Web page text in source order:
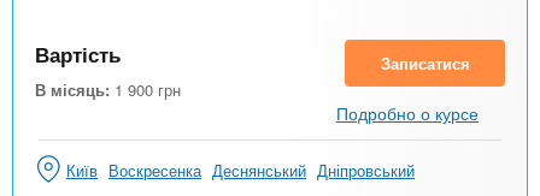
Вартість
В місяць: 1 900 грн
Записатися
Подробно о курсе
Київ Воскресенка Деснянський Дніпровський